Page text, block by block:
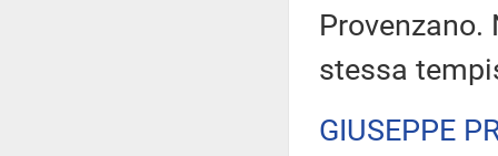
stessa
GIUSEPPE